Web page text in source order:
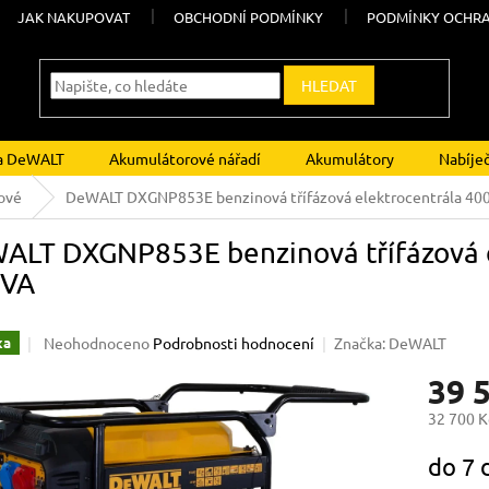
JAK NAKUPOVAT OBCHODNÍ PODMÍNKY PODMÍNKY
HLEDAT
DeWALT Akumulátorové nářadí Akumulátory
DeWALT DXGNP853E benzinová třífázová elektrocentrála
DXGNP853E benzinová
Průměrné
je
0,0
z
5
Neohodnoceno Podrobnosti hodnocení Značka: DeWALT
39
32 700
cena:
do 7